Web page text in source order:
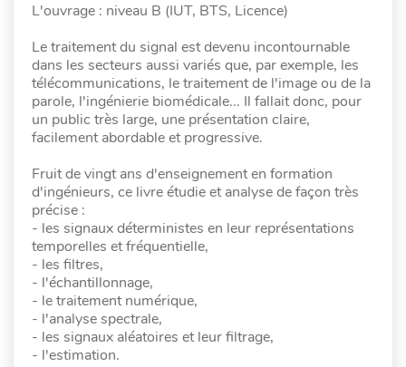
L'ouvrage : niveau B (IUT, BTS, Licence)
Le traitement du signal est devenu incontournable
dans les secteurs aussi variés que, par exemple, les
télécommunications, le traitement de l'image ou de la
parole, l'ingénierie biomédicale... Il fallait donc, pour
un public très large, une présentation claire,
facilement abordable et progressive.
Fruit de vingt ans d'enseignement en formation
d'ingénieurs, ce livre étudie et analyse de façon très
précise :
- les signaux déterministes en leur représentations
temporelles et fréquentielle,
- les filtres,
- l'échantillonnage,
- le traitement numérique,
- l'analyse spectrale,
- les signaux aléatoires et leur filtrage,
- l'estimation.